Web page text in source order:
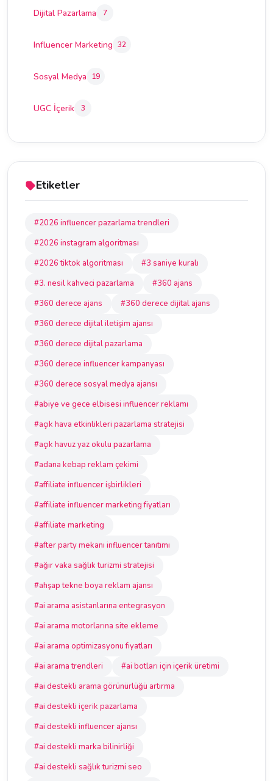
Dijital Pazarlama 7
Influencer Marketing 32
Sosyal Medya 19
UGC İçerik 3
Etiketler
#2026 influencer pazarlama trendleri
#2026 instagram algoritması
#2026 tiktok algoritması
#3 saniye kuralı
#3. nesil kahveci pazarlama
#360 ajans
#360 derece ajans
#360 derece dijital ajans
#360 derece dijital iletişim ajansı
#360 derece dijital pazarlama
#360 derece influencer kampanyası
#360 derece sosyal medya ajansı
#abiye ve gece elbisesi influencer reklamı
#açık hava etkinlikleri pazarlama stratejisi
#açık havuz yaz okulu pazarlama
#adana kebap reklam çekimi
#affiliate influencer işbirlikleri
#affiliate influencer marketing fiyatları
#affiliate marketing
#after party mekanı influencer tanıtımı
#ağır vaka sağlık turizmi stratejisi
#ahşap tekne boya reklam ajansı
#ai arama asistanlarına entegrasyon
#ai arama motorlarına site ekleme
#ai arama optimizasyonu fiyatları
#ai arama trendleri
#ai botları için içerik üretimi
#ai destekli arama görünürlüğü artırma
#ai destekli içerik pazarlama
#ai destekli influencer ajansı
#ai destekli marka bilinirliği
#ai destekli sağlık turizmi seo